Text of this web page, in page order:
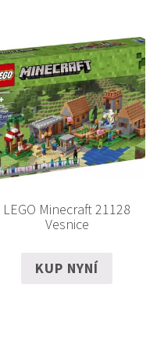
LEGO Minecraft 21128
Vesnice
KUP NYNÍ